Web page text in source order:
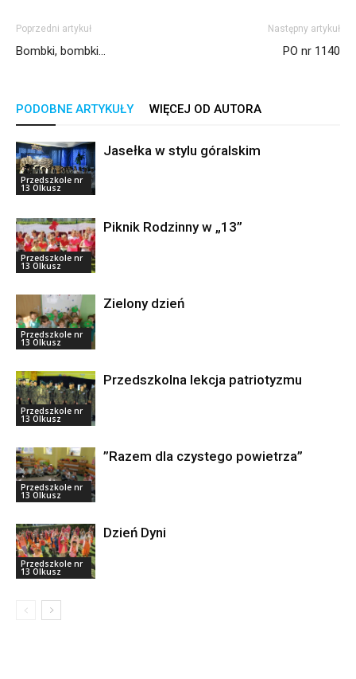
Poprzedni artykuł
Bombki, bombki…
Następny artykuł
PO nr 1140
PODOBNE ARTYKUŁY WIĘCEJ OD AUTORA
Przedszkole nr
13 Olkusz
Jasełka w stylu góralskim
Przedszkole nr
13 Olkusz
Piknik Rodzinny w „13”
Przedszkole nr
13 Olkusz
Zielony dzień
Przedszkole nr
13 Olkusz
Przedszkolna lekcja patriotyzmu
Przedszkole nr
13 Olkusz
”Razem dla czystego powietrza”
Przedszkole nr
13 Olkusz
Dzień Dyni